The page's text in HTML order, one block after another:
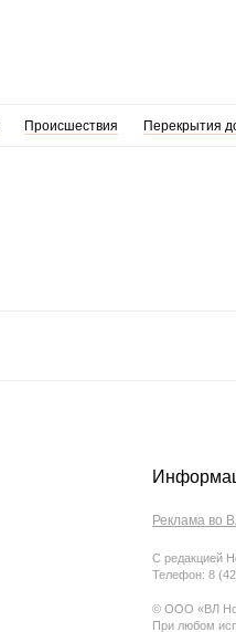
Происшествия Перекрытия
Реклама во
С редакцией
Телефон: 8
© ООО «ВЛ
При любом